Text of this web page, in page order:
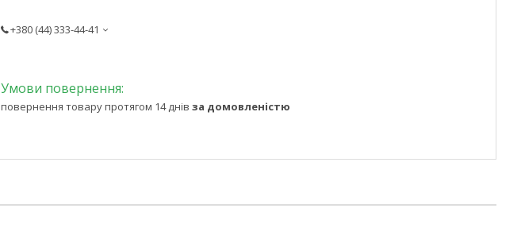
+380 (44) 333-44-41
повернення товару протягом 14 днів за домовленістю